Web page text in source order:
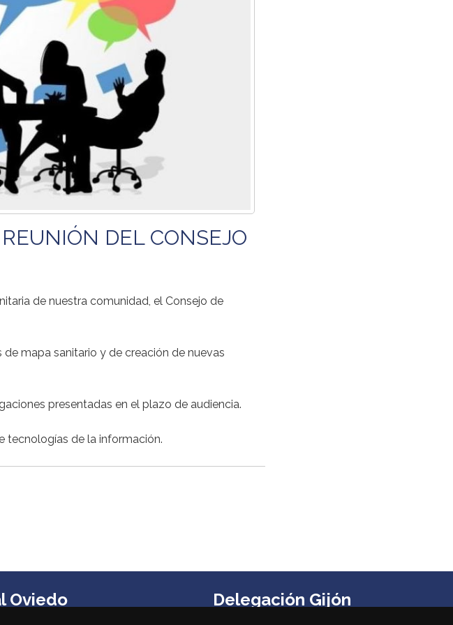
DEL CONSEJO
de nuestra comunidad, el Consejo de
mapa sanitario y de creación de nuevas
presentadas en el plazo de audiencia.
tecnologías de la información.
Oviedo Delegación Gijón